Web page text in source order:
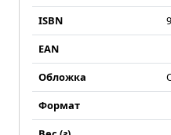
ISBN
EAN
Обложка
Формат